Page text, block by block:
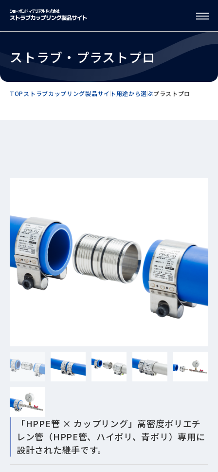
ストラブ・プラストプロ
TOP ストラブカップリング製品サイト用途から選ぶプラストプロ
「HPPE管 × カップリング」高密度ポリエチ
レン管（HPPE管、ハイポリ、青ポリ）専用に
設計された継手です。